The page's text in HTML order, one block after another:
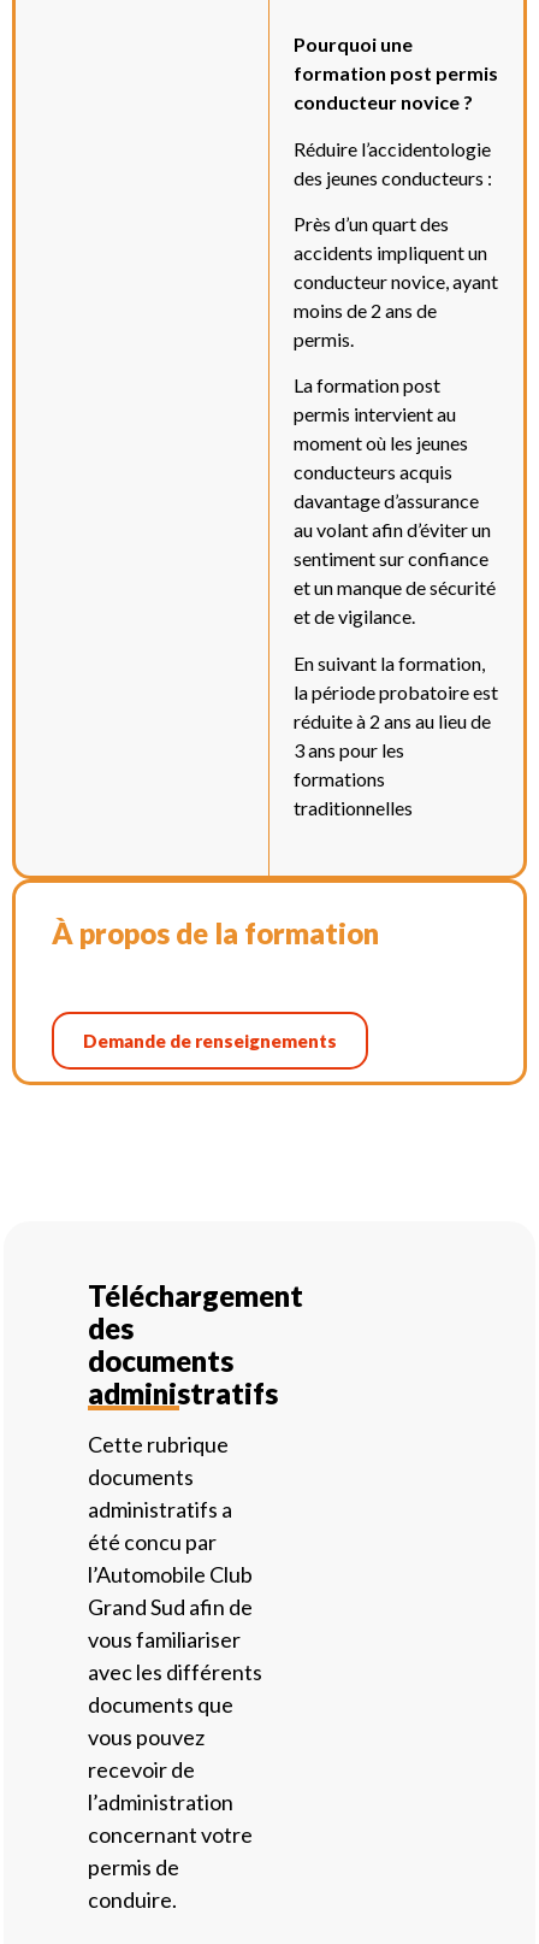
Pourquoi une
formation post permis
conducteur novice ?
Réduire l’accidentologie
des jeunes conducteurs :
Près d’un quart des
accidents impliquent un
conducteur novice, ayant
moins de 2 ans de
permis.
La formation post
permis intervient au
moment où les jeunes
conducteurs acquis
davantage d’assurance
au volant afin d’éviter un
sentiment sur confiance
et un manque de sécurité
et de vigilance.
En suivant la formation,
la période probatoire est
réduite à 2 ans au lieu de
3 ans pour les
formations
traditionnelles
À propos de la formation
Demande de renseignements
Téléchargement
des
documents
administratifs
Cette rubrique
documents
administratifs a
été concu par
l’Automobile Club
Grand Sud afin de
vous familiariser
avec les différents
documents que
vous pouvez
recevoir de
l’administration
concernant votre
permis de
conduire.